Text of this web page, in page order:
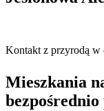
Kontakt z przyrodą w
Mieszkania
bezpośrednio